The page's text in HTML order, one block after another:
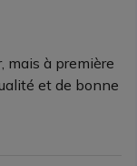
mais à première
et de bonne